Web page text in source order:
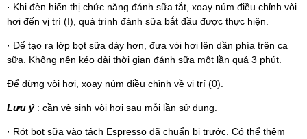
· Khi đèn hiển thị chức năng đánh sữa tắt, xoay núm điều chỉnh vòi
hơi đến vị trí (I), quá trình đánh sữa bắt đầu được thực hiện.
· Để tạo ra lớp bọt sữa dày hơn, đưa vòi hơi lên dần phía trên ca
sữa. Không nên kéo dài thời gian đánh sữa một lần quá 3 phút.
Để dừng vòi hơi, xoay núm điều chỉnh về vị trí (0).
Lưu ý: cần vệ sinh vòi hơi sau mỗi lần sử dụng.
· Rót bọt sữa vào tách Espresso đã chuẩn bị trước. Có thể thêm